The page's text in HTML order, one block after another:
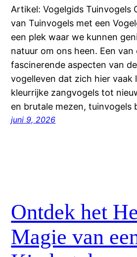
Artikel: Vogelgids Tuinvogels
van Tuinvogels met een
een plek waar we kunnen
natuur om ons heen. Een van
fascinerende aspecten van
vogelleven dat zich hier vaak
kleurrijke zangvogels tot
en brutale mezen, tuinvogels
juni 9, 2026
Ontdek het
Magie van